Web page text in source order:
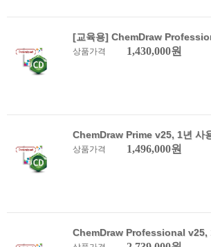
[교육용] ChemDraw
상품가격 1,430,000원
ChemDraw Prime v25, 1년 사
상품가격 1,496,000원
ChemDraw Professional v25,